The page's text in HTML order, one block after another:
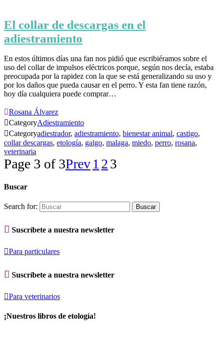
El collar de descargas en el
adiestramiento
En estos últimos días una fan nos pidió que escribiéramos sobre el
uso del collar de impulsos eléctricos porque, según nos decía, estaba
preocupada por la rapidez con la que se está generalizando su uso y
por los daños que pueda causar en el perro. Y esta fan tiene razón,
hoy día cualquiera puede comprar…
Rosana Álvarez
CategoryAdiestramiento
Categoryadiestrador, adiestramiento, bienestar animal, castigo,
collar descargas, etología, galgo, malaga, miedo, perro, rosana,
veterinaria
Page 3 of 3Prev123
Buscar
Search for:
 Suscríbete a nuestra newsletter
Para particulares
 Suscríbete a nuestra newsletter
Para veterinarios
¡Nuestros libros de etología!